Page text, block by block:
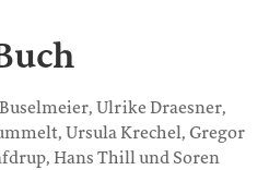
Ulrike Draesner,
Ursula Krechel, Gregor
Hans Thill und Soren